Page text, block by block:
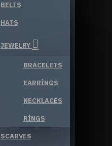
BELTS
HATS
JEWELRY
BRACELETS
EARRINGS
NECKLACES
RINGS
SCARVES